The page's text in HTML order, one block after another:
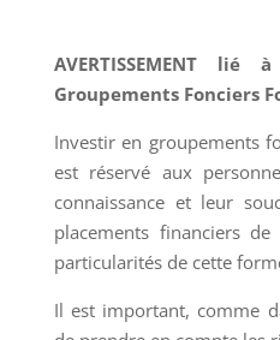
AVERTISSEMENT lié
Groupements Fonciers
Investir en groupements
est réservé aux
connaissance et leur
placements financiers
particularités de cette
Il est important, comme